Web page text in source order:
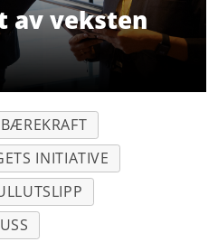
Land and
39 prosent innen
samt sikre at
i tilknytning til
med
31. desember
seg til å redusere
av veksten
BÆREKRAFT
INITIATIVE